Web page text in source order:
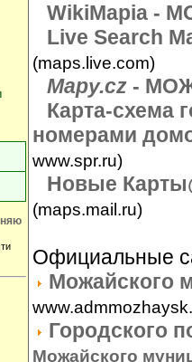
WikiMapia-
Live Search
(maps.live.com)
Mapy.cz-
Карта-схема
номерами
www.spr.ru)
Новые
(maps.mail.ru)
Официальные
Можайского
Городского
Можайского